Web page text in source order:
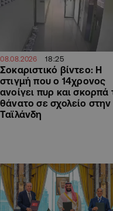
08.08.2026 18:25
Σοκαριστικό βίντεο: Η
στιγμή που ο 14χρονος
ανοίγει πυρ και σκορπά
θάνατο σε σχολείο στην
Ταϊλάνδη